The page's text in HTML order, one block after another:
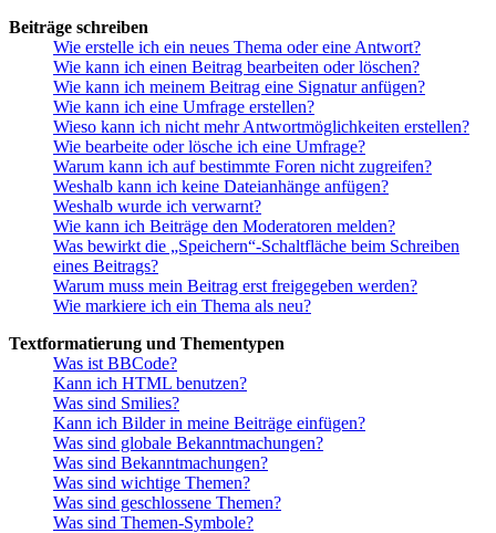
Beiträge schreiben
Wie erstelle ich ein neues Thema oder eine Antwort?
Wie kann ich einen Beitrag bearbeiten oder löschen?
Wie kann ich meinem Beitrag eine Signatur anfügen?
Wie kann ich eine Umfrage erstellen?
Wieso kann ich nicht mehr Antwortmöglichkeiten erstellen?
Wie bearbeite oder lösche ich eine Umfrage?
Warum kann ich auf bestimmte Foren nicht zugreifen?
Weshalb kann ich keine Dateianhänge anfügen?
Weshalb wurde ich verwarnt?
Wie kann ich Beiträge den Moderatoren melden?
Was bewirkt die „Speichern“-Schaltfläche beim Schreiben
eines Beitrags?
Warum muss mein Beitrag erst freigegeben werden?
Wie markiere ich ein Thema als neu?
Textformatierung und Thementypen
Was ist BBCode?
Kann ich HTML benutzen?
Was sind Smilies?
Kann ich Bilder in meine Beiträge einfügen?
Was sind globale Bekanntmachungen?
Was sind Bekanntmachungen?
Was sind wichtige Themen?
Was sind geschlossene Themen?
Was sind Themen-Symbole?